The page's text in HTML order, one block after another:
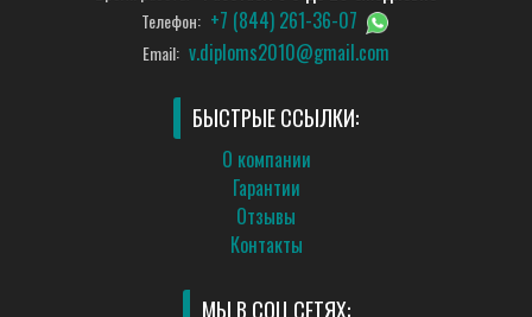
Телефон: +7 (844) 261-36-07
Email: v.diploms2010@gmail.com
БЫСТРЫЕ ССЫЛКИ:
О компании
Гарантии
Отзывы
Контакты
МЫ В СОЦ СЕТЯХ: